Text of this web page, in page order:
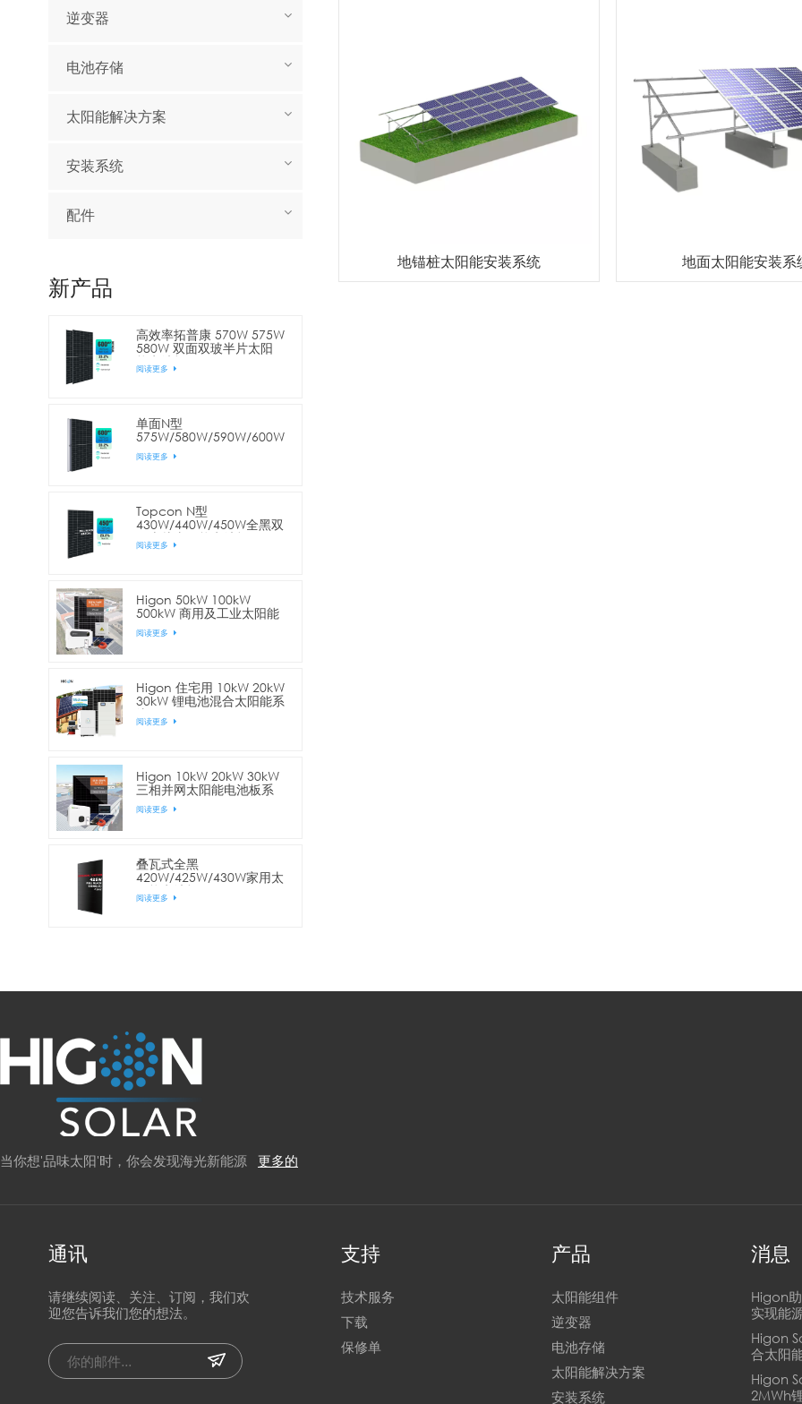
地锚桩太阳能安装系统 地面太阳能安装系
逆变器
电池存储
太阳能解决方案
安装系统
配件
新产品
高效率拓普康 570W 575W
580W 双面双玻半片太阳
能电池板
阅读更多
单面N型
575W/580W/590W/600W
144片电池半片太阳能电池
板
阅读更多
Topcon N型
430W/440W/450W全黑双
面半片太阳能电池板
阅读更多
Higon 50kW 100kW
500kW 商用及工业太阳能
电站
阅读更多
Higon 住宅用 10kW 20kW
30kW 锂电池混合太阳能系
统
阅读更多
Higon 10kW 20kW 30kW
三相并网太阳能电池板系
统，适用于商业用途
阅读更多
叠瓦式全黑
420W/425W/430W家用太
阳能电池板
阅读更多
当你想'品味太阳'时，你会发现海光新能源 更多的
通讯
请继续阅读、关注、订阅，我们欢
迎您告诉我们您的想法。
支持
技术服务
下载
保修单
产品
太阳能组件
逆变器
电池存储
太阳能解决方案
安装系统
消息
Higon
实现能
Higon
合太阳
Higon
2MWh